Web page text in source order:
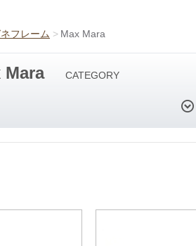
ネフレーム Max Mara
Mara CATEGORY